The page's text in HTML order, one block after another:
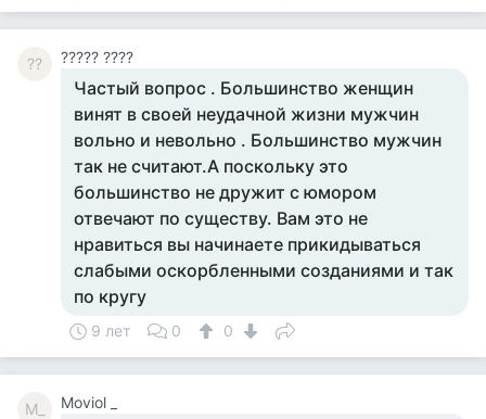
?? ????? ????
Частый вопрос . Большинство женщин
винят в своей неудачной жизни мужчин
вольно и невольно . Большинство мужчин
так не считают.А поскольку это
большинство не дружит с юмором
отвечают по существу. Вам это не
нравиться вы начинаете прикидываться
слабыми оскорбленными созданиями и так
по кругу
9 лет 0 0
M_ Moviol _